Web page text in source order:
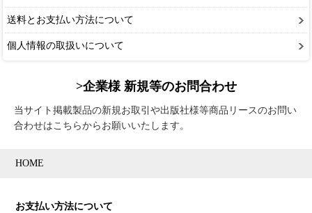
送料とお支払い方法について
個人情報の取扱いについて
>企業様 新規等のお問合わせ
当サイト掲載製品の新規お取引や出版社様等商品リースのお問い
合わせはこちらからお願いいたします。
HOME
お支払い方法について